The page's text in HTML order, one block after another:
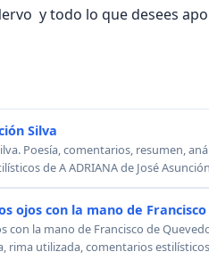
y todo lo que desees
Silva
Poesía, comentarios, resumen,
de A ADRIANA de José
ojos con la mano de
con la mano de Francisco de
rima utilizada, comentarios